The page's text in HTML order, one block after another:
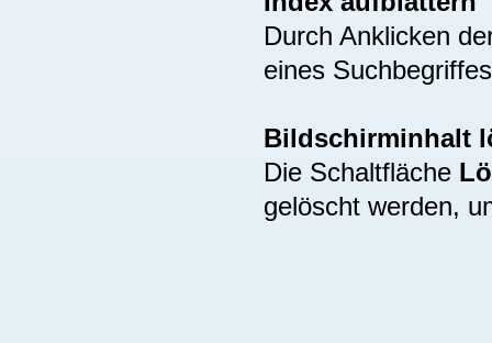
Durch Anklicken
eines
Bildschirminhalt
Die Schaltfläche
gelöscht werden,